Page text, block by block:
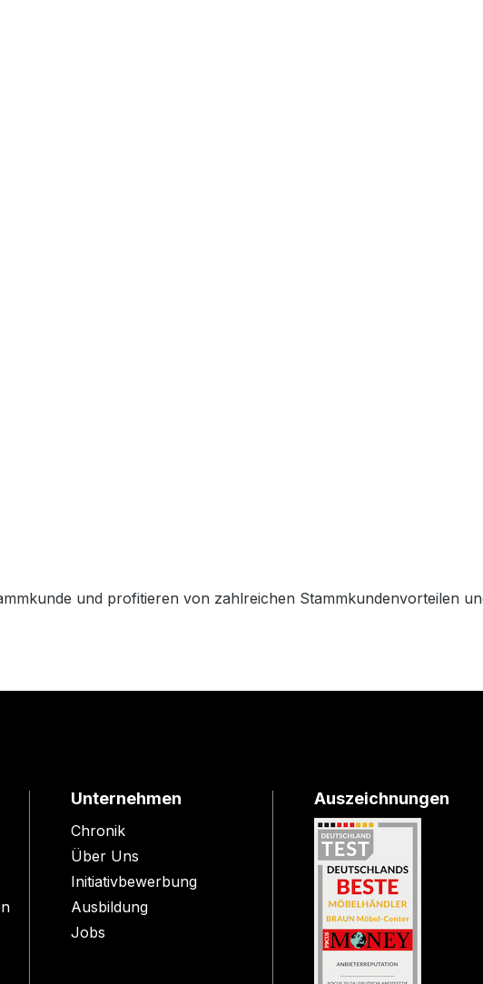
und profitieren von zahlreichen Stammkundenvorteilen
Unternehmen
Chronik
Über Uns
Initiativbewerbung
Ausbildung
Jobs
Auszeichnungen